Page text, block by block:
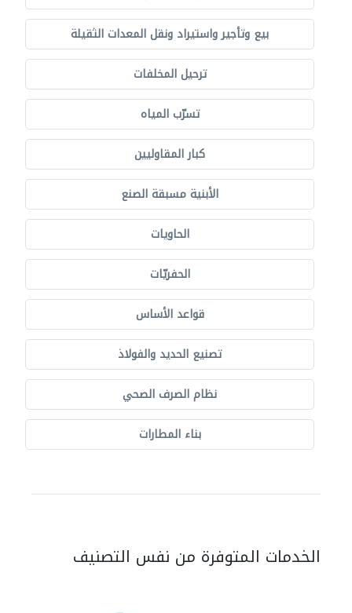
بيع وتأجير واستيراد ونقل المعدات الثقيلة
ترحيل المخلفات
تسرّب المياه
كبار المقاوليين
الأبنية مسبقة الصنع
الحاويات
الحفريّات
قواعد الأساس
تصنيع الحديد والفولاذ
نظام الصرف الصحي
بناء المطارات
الخدمات المتوفرة من نفس التصنيف